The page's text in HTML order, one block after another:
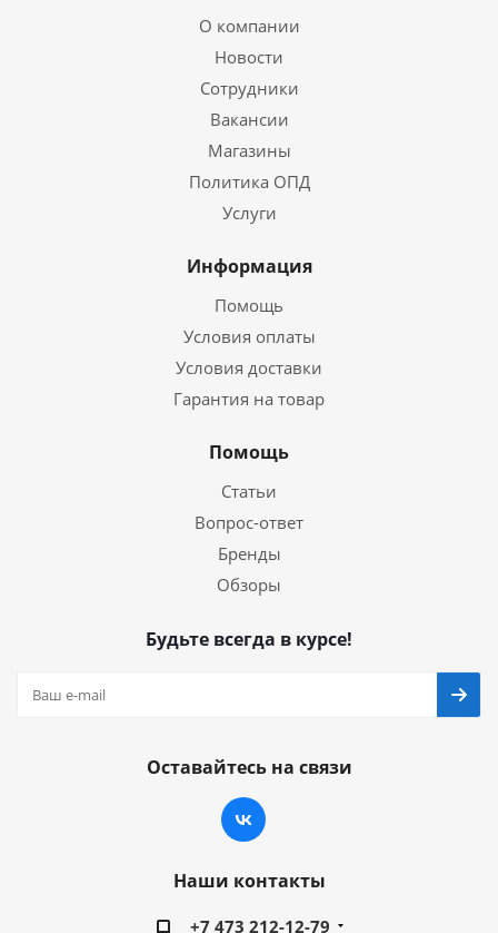
О компании
Новости
Сотрудники
Вакансии
Магазины
Политика ОПД
Услуги
Информация
Помощь
Условия оплаты
Условия доставки
Гарантия на товар
Помощь
Статьи
Вопрос-ответ
Бренды
Обзоры
Будьте всегда в курсе!
Оставайтесь на связи
Наши контакты
+7 473 212-12-79